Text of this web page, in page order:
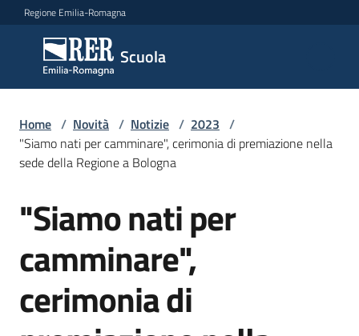
Vai al contenuto
Vai alla navigazione
Vai al footer
Regione Emilia-Romagna
Scuola
Scuola
Argomenti
Servizi
Leggi,
atti
Home / Novità / Notizie / 2023 /
"Siamo nati per camminare", cerimonia di premiazione nella
sede della Regione a Bologna
Salta al contenuto
"Siamo nati per
camminare",
cerimonia di